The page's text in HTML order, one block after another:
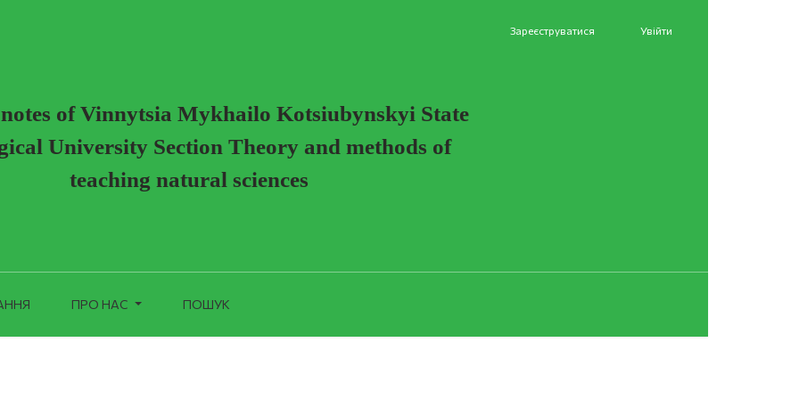
В НІЖИНСЬКІЙ ВИЩІЙ ШКОЛІ: СТОРІНКИ ІСТОРІЇ
of Vinnytsia Mykhailo Kotsiubynskyi State
University Section Theory and methods of
teaching natural sciences
ПРО НАС ПОШУК
Зареєструватися Увійти